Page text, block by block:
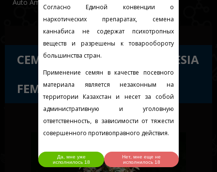
Согласно Единой конвенции о
наркотических препаратах, семена
каннабиса не содержат психотропных
веществ и разрешены к товарообороту
большинства стран.
Применение семян в качестве посевного
материала является незаконным на
территории Казахстан и несет за собой
административную и уголовную
ответственность, в зависимости от тяжести
совершенного противоправного действия.
Да, мне уже
исполнилось 18
Нет, мне еще не
исполнилось 18
Auto Amnesia Feminised Gold
СЕМЕНА СОРТА AUTO AMNESIA
FEMINISED GOLD